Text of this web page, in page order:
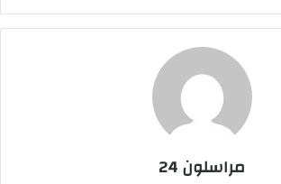
مراسلون 24